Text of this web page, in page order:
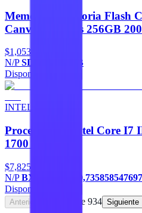
Memorias Memoria Flash
Canvas Go Plus 256GB
$1,053
N/PSDCG4/256GB
Disponible
INTEL
Procesadores Intel Core I7
1700 14A Gen
$7,825
N/PBX8071514700,735858547697
Disponible
Anterior
de 934 Siguiente